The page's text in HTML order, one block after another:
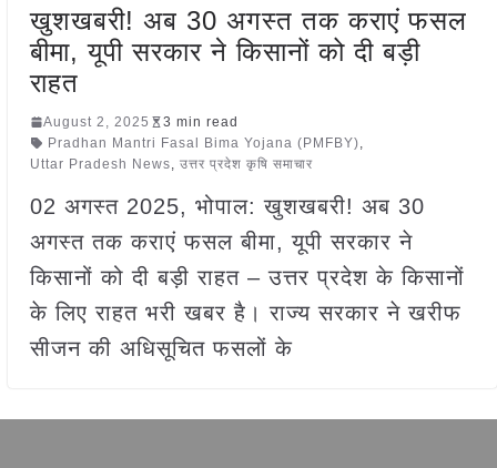
खुशखबरी! अब 30 अगस्त तक कराएं फसल
बीमा, यूपी सरकार ने किसानों को दी बड़ी
राहत
August 2, 2025
3 min read
Pradhan Mantri Fasal Bima Yojana (PMFBY),
Uttar Pradesh News, उत्तर प्रदेश कृषि समाचार
02 अगस्त 2025, भोपाल: खुशखबरी! अब 30
अगस्त तक कराएं फसल बीमा, यूपी सरकार ने
किसानों को दी बड़ी राहत – उत्तर प्रदेश के किसानों
के लिए राहत भरी खबर है। राज्य सरकार ने खरीफ
सीजन की अधिसूचित फसलों के